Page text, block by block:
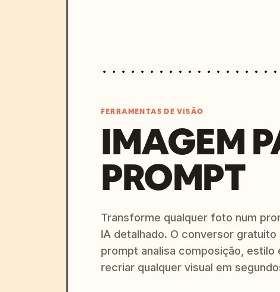
FERRAMENTAS DE VISÃO
IMAGEM
PROMPT
Transforme qualquer foto num
IA detalhado. O conversor gratuito
prompt analisa composição, estilo
recriar qualquer visual em